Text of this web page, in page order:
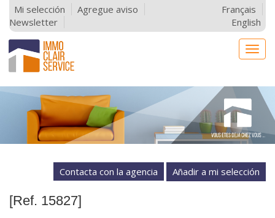
Mi selección
Agregue aviso
Newsletter
Français
English
Contacta con la agencia
[Ref. 15827]